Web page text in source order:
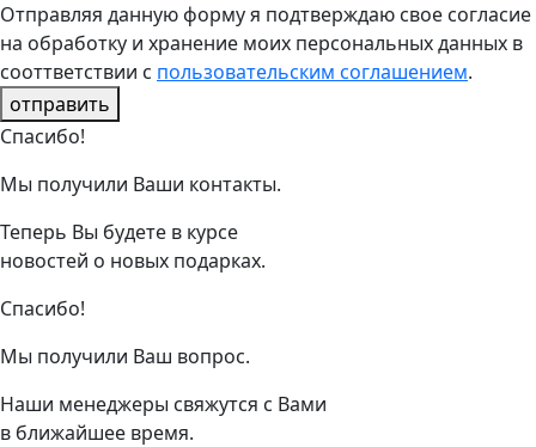
Отправляя данную форму я подтверждаю свое согласие
на обработку и хранение моих персональных данных в
сооттветствии с пользовательским соглашением.
отправить
Спасибо!
Мы получили Ваши контакты.
Теперь Вы будете в курсе
новостей о новых подарках.
Спасибо!
Мы получили Ваш вопрос.
Наши менеджеры свяжутся с Вами
в ближайшее время.